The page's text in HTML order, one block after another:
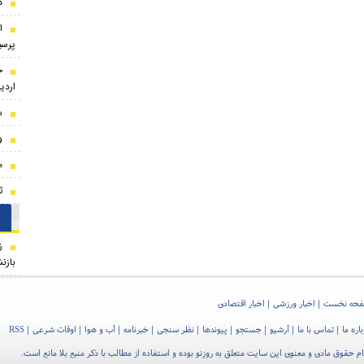
نخست اخبار ورزشی
اخبار اقتصادی
ما
تماس با ما آرشیو جستجو پیوندها نظر سنجی خبرنامه آب و هوا اوقات شرعی
RSS
حقوق مادی و معنوی این سایت متعلق به روزنو بوده و استفاده از مطالب با ذکر منبع بلا مانع است.